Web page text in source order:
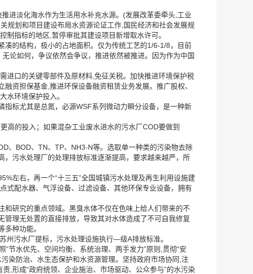
进淡化海水作为生活用水补充水源。(发展改革委牵头,工业
规划和项目建设布局水资源论证工作,国民经济和社会发展规
指标的地区,暂停审批其建设项目新增取水许可。
的结构，极小的占地面积。仅为传统工艺的1/6-1/8，目前
论如何，争议依然会争议，推进依然被推进。因为作为中国
进口的关键零部件及原材料,免征关税。加快推进环境保护税
资担保基金,推进环保设备融资租赁业务发展。推广股权、
水环境保护投入。
标尤其是总氮，必源WSF系列微动力瞬分设备，是一种新
高的投入；如果混杂工业废水进水的污水厂COD要做到
、BOD、TN、TP、NH3-N等。选取单一种类的污染物去除
污水处理厂的处理排放标准逐渐提高，要求越来越严，所
左右，再一个“十三五”全国城镇污水处理及再生利用设施建
式配水器、气浮设备、过滤设备、其他环保专业设备，拥有
研究的重点领域。黑臭水体不仅在色味上给人们带来的不
理无处置的直接排放，导致其对水体造成了不可自我修复
种功能。
州污水厂提标，污水处理设施执行—级A排放标准。
节水优先、空间均衡、系统治理、两手发力”原则,贯彻“安
染防治、水生态保护和水资源管理。坚持政府市场协同,注
,形成“政府统领、企业施治、市场驱动、公众参与”的水污染